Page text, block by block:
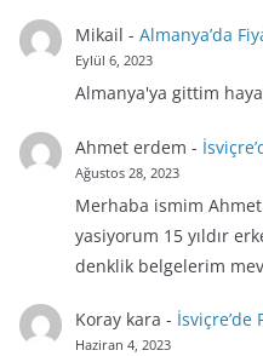
Mikail - Almanya’da
Eylül 6, 2023
Almanya'ya gittim
Ahmet erdem -
Ağustos 28, 2023
Merhaba ismim Ahmet
yasiyorum 15 yıldır
denklik belgelerim
Koray kara - İsviçre’de
Haziran 4, 2023